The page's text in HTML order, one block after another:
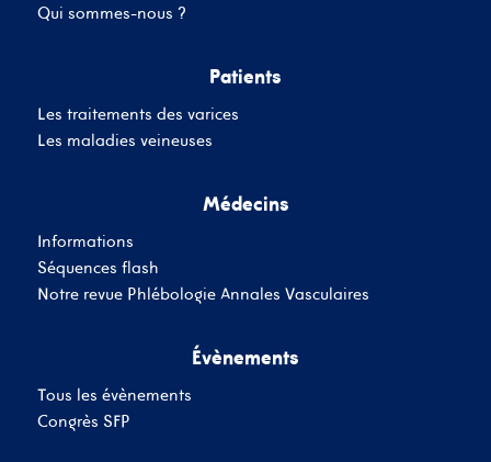
Qui sommes-nous ?
Patients
Les traitements des varices
Les maladies veineuses
Médecins
Informations
Séquences flash
Notre revue Phlébologie Annales Vasculaires
Évènements
Tous les évènements
Congrès SFP
Se souvenir de moi
SE CONNECTER
Inscrivez-Vous